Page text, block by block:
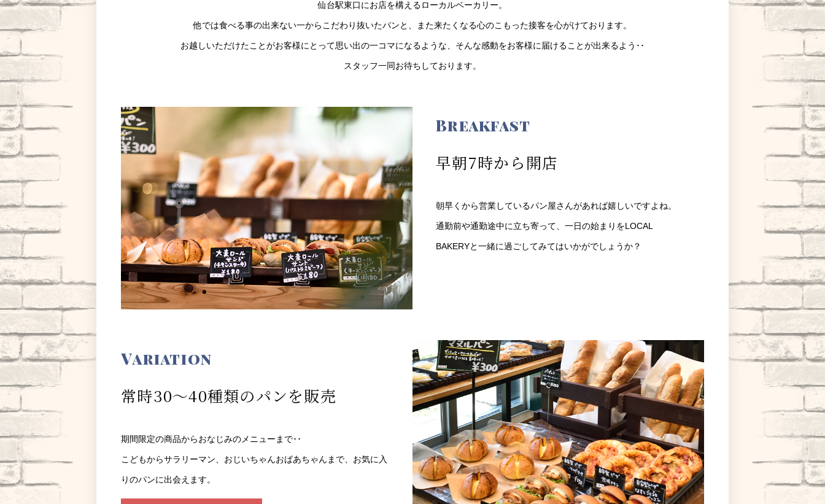
仙台駅東口にお店を構えるローカルベーカリー。
他では食べる事の出来ない一からこだわり抜いたパンと、また来たくなる心のこもった接客を心がけております。
お越しいただけたことがお客様にとって思い出の一コマになるような、そんな感動をお客様に届けることが出来るよう･･
スタッフ一同お待ちしております。
Breakfast
早朝7時から開店
朝早くから営業しているパン屋さんがあれば嬉しいですよね。
通勤前や通勤途中に立ち寄って、一日の始まりをLOCAL
BAKERYと一緒に過ごしてみてはいかがでしょうか？
Variation
常時30～40種類のパンを販売
期間限定の商品からおなじみのメニューまで･･
こどもからサラリーマン、おじいちゃんおばあちゃんまで、お気に入
りのパンに出会えます。